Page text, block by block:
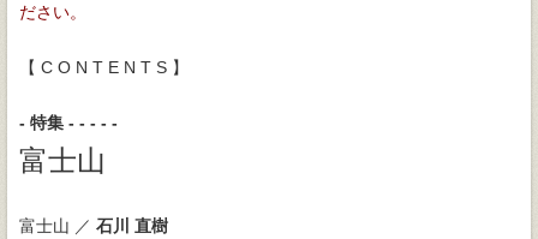
ださい。
【 C O N T E N T S 】
- 特集 - - - - -
富士山
富士山 ／ 石川 直樹